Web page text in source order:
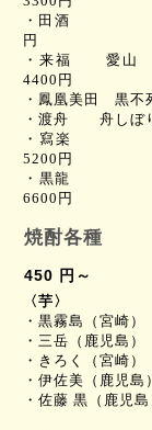
・ 田
円
・来福
4400 円
・鳳凰美田 黒
・渡舟 舟し
・寫
5200 円
・黒
6600 円
焼酎各種
450 円～
〈芋〉
・黒霧島（
・三岳（鹿
・きろく（
・伊佐美（
・佐藤 黒（鹿